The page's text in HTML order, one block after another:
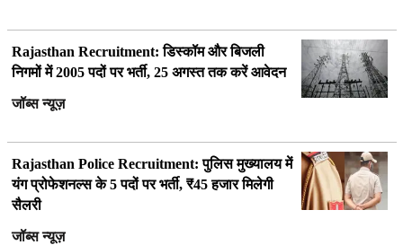
Rajasthan Recruitment: डिस्कॉम और बिजली
निगमों में 2005 पदों पर भर्ती, 25 अगस्त तक करें आवेदन
जॉब्स न्यूज़
Rajasthan Police Recruitment: पुलिस मुख्यालय में
यंग प्रोफेशनल्स के 5 पदों पर भर्ती, ₹45 हजार मिलेगी
सैलरी
जॉब्स न्यूज़